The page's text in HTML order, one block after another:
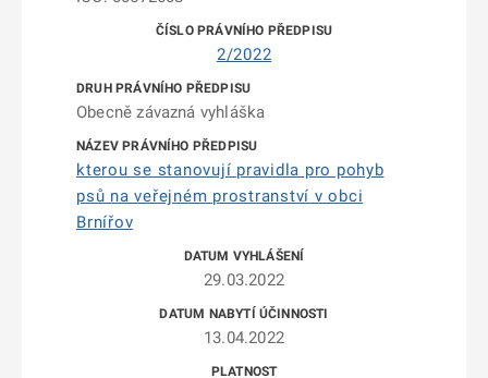
2/2022
Obecně závazná vyhláška
kterou se stanovují pravidla pro pohyb
psů na veřejném prostranství v obci
Brnířov
29.03.2022
13.04.2022